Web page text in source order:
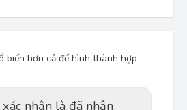
biến hơn cả để hình thành hợp
nhận là đã nhận